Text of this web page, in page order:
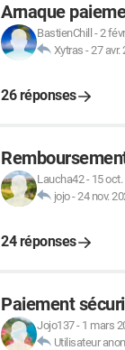
Arnaque
BastienChill -2
Xytras -27 avr.
26 réponses
Laucha42- 15
jojo-24 nov.
24 réponses
Paiement
Jojo137- 1 mars
Utilisateur